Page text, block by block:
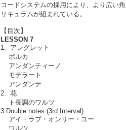
コードシステムの採用により、より広い
リキュラムが組まれている。
【目次】
LESSON 7
1. アレグレット
ポルカ
アンダンティーノ
モデラート
アンダンテ
2. 花
ト長調のワルツ
3.Double notes (3rd Interval)
アイ・ラブ・オンリー・ユー
ワルツ